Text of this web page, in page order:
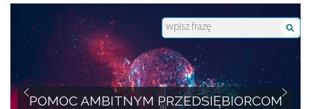
POMOC AMBITNYM PRZEDSIĘBIORCOM